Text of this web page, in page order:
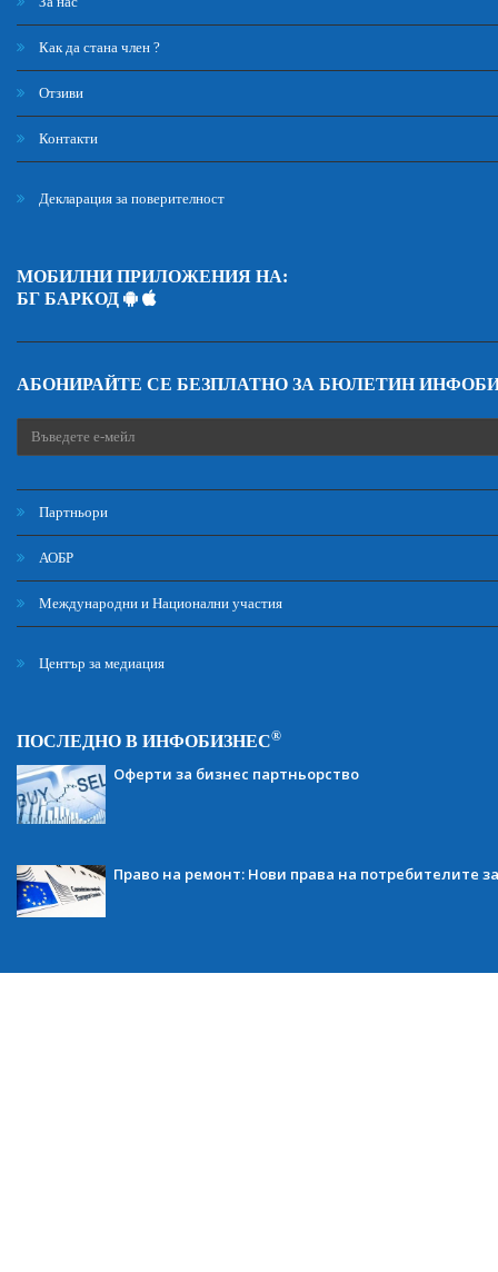
Как да стана член ?
Отзиви
Контакти
Декларация за поверителност
МОБИЛНИ ПРИЛОЖЕНИЯ НА:
БГ БАРКОД
АБОНИРАЙТЕ СЕ БЕЗПЛАТНО ЗА БЮЛЕТИН
Партньори
АОБР
Международни и Национални участия
Център за медиация
ПОСЛЕДНО В ИНФОБИЗНЕС®
Оферти за бизнес партньорство
Право на ремонт: Нови права на потребителите